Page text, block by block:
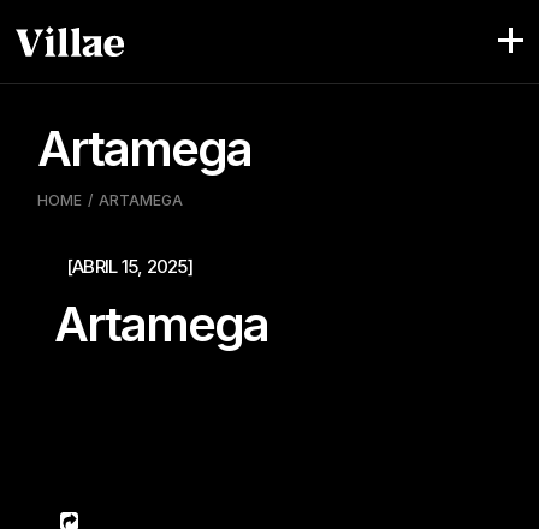
to
the
Artamega
HOME ARTAMEGA
[ABRIL 15, 2025]
Artamega